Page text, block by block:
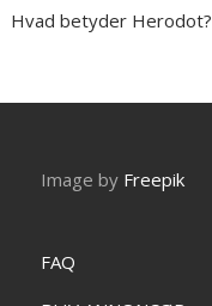
Hvad betyder Herodot?
Image by Freepik
FAQ